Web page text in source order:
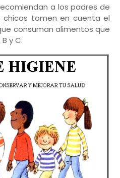
a los padres de
chicos tomen en cuenta el
consuman alimentos que
y C.